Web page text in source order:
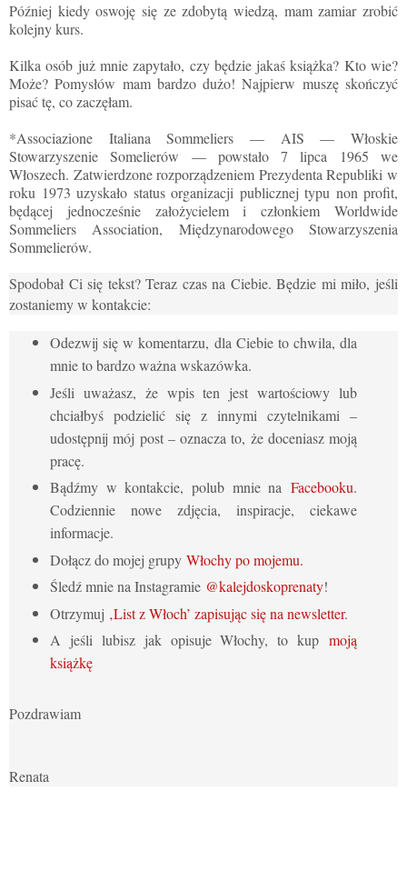
Później kiedy oswoję się ze zdobytą wiedzą, mam zamiar zrobić
kolejny kurs.
Kilka osób już mnie zapytało, czy będzie jakaś książka? Kto wie?
Może? Pomysłów mam bardzo dużo! Najpierw muszę skończyć
pisać tę, co zaczęłam.
*Associazione Italiana Sommeliers — AIS — Włoskie
Stowarzyszenie Somelierów — powstało 7 lipca 1965 we
Włoszech. Zatwierdzone rozporządzeniem Prezydenta Republiki w
roku 1973 uzyskało status organizacji publicznej typu non profit,
będącej jednocześnie założycielem i członkiem Worldwide
Sommeliers Association, Międzynarodowego Stowarzyszenia
Sommelierów.
Spodobał Ci się tekst? Teraz czas na Ciebie. Będzie mi miło, jeśli
zostaniemy w kontakcie:
Odezwij się w komentarzu, dla Ciebie to chwila, dla
mnie to bardzo ważna wskazówka.
Jeśli uważasz, że wpis ten jest wartościowy lub
chciałbyś podzielić się z innymi czytelnikami –
udostępnij mój post – oznacza to, że doceniasz moją
pracę.
Bądźmy w kontakcie, polub mnie na Facebooku.
Codziennie nowe zdjęcia, inspiracje, ciekawe
informacje.
Dołącz do mojej grupy Włochy po mojemu.
Śledź mnie na Instagramie @kalejdoskoprenaty!
Otrzymuj ‚List z Włoch’ zapisując się na newsletter.
A jeśli lubisz jak opisuje Włochy, to kup moją
książkę
Pozdrawiam
Renata